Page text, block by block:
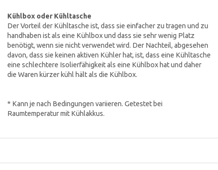
Kühlbox oder Kühltasche
Der Vorteil der Kühltasche ist, dass sie einfacher zu tragen und zu
handhaben ist als eine Kühlbox und dass sie sehr wenig Platz
benötigt, wenn sie nicht verwendet wird. Der Nachteil, abgesehen
davon, dass sie keinen aktiven Kühler hat, ist, dass eine Kühltasche
eine schlechtere Isolierfähigkeit als eine Kühlbox hat und daher
die Waren kürzer kühl hält als die Kühlbox.
* Kann je nach Bedingungen variieren. Getestet bei
Raumtemperatur mit Kühlakkus.